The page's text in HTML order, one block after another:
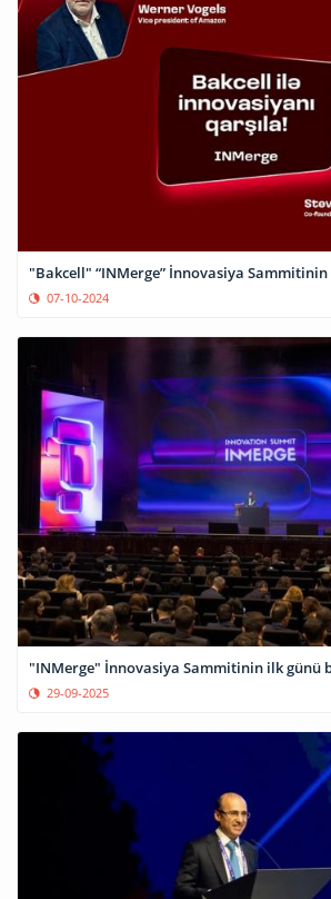
"Bakcell" “INMerge” İnnovasiya Sammitinin
07-10-2024
"INMerge" İnnovasiya Sammitinin ilk günü
29-09-2025